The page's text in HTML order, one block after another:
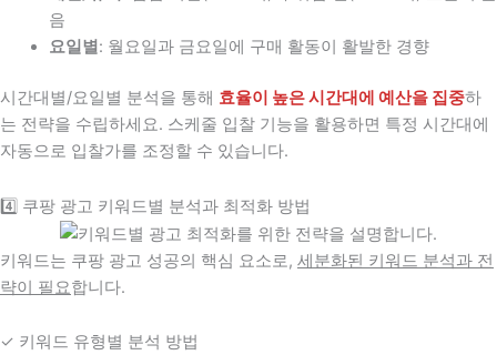
음
요일별 : 월요일과 금요일에 구매 활동이 활발한 경향
시간대별/요일별 분석을 통해 효율이 높은 시간대에 예산을 집중하
는 전략을 수립하세요. 스케줄 입찰 기능을 활용하면 특정 시간대에
자동으로 입찰가를 조정할 수 있습니다.
4️⃣ 쿠팡 광고 키워드별 분석과 최적화 방법
키워드는 쿠팡 광고 성공의 핵심 요소로, 세분화된 키워드 분석과 전
략이 필요합니다.
✓ 키워드 유형별 분석 방법